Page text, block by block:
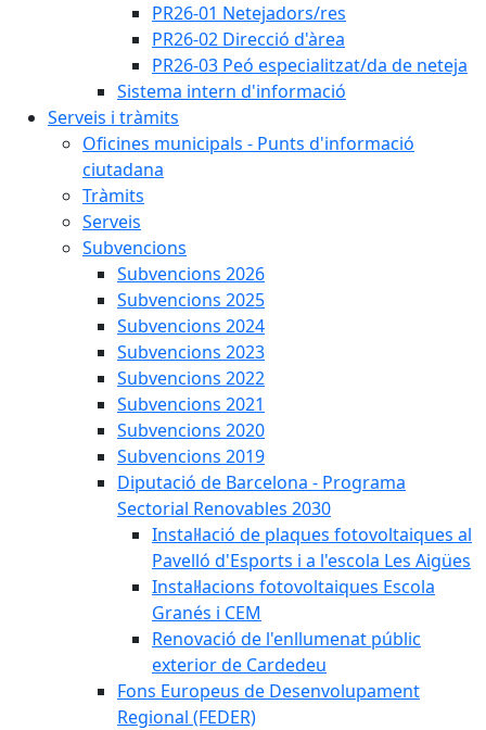
PR26-01 Netejadors/res
PR26-02 Direcció d'àrea
PR26-03 Peó especialitzat/da de neteja
Sistema intern d'informació
Serveis i tràmits
Oficines municipals - Punts d'informació
ciutadana
Tràmits
Serveis
Subvencions
Subvencions 2026
Subvencions 2025
Subvencions 2024
Subvencions 2023
Subvencions 2022
Subvencions 2021
Subvencions 2020
Subvencions 2019
Diputació de Barcelona - Programa
Sectorial Renovables 2030
Instal·lació de plaques fotovoltaiques al
Pavelló d'Esports i a l'escola Les Aigües
Instal·lacions fotovoltaiques Escola
Granés i CEM
Renovació de l'enllumenat públic
exterior de Cardedeu
Fons Europeus de Desenvolupament
Regional (FEDER)